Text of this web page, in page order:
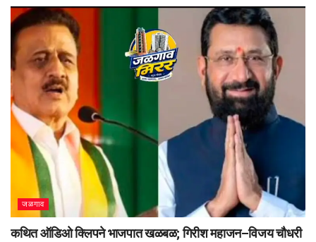
जळगाव
कथित ऑडिओ क्लिपने भाजपात खळबळ; गिरीश महाजन–विजय चौधरी